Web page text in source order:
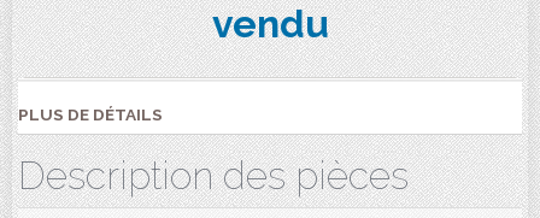
vendu
PLUS DE DÉTAILS
Description des pièces